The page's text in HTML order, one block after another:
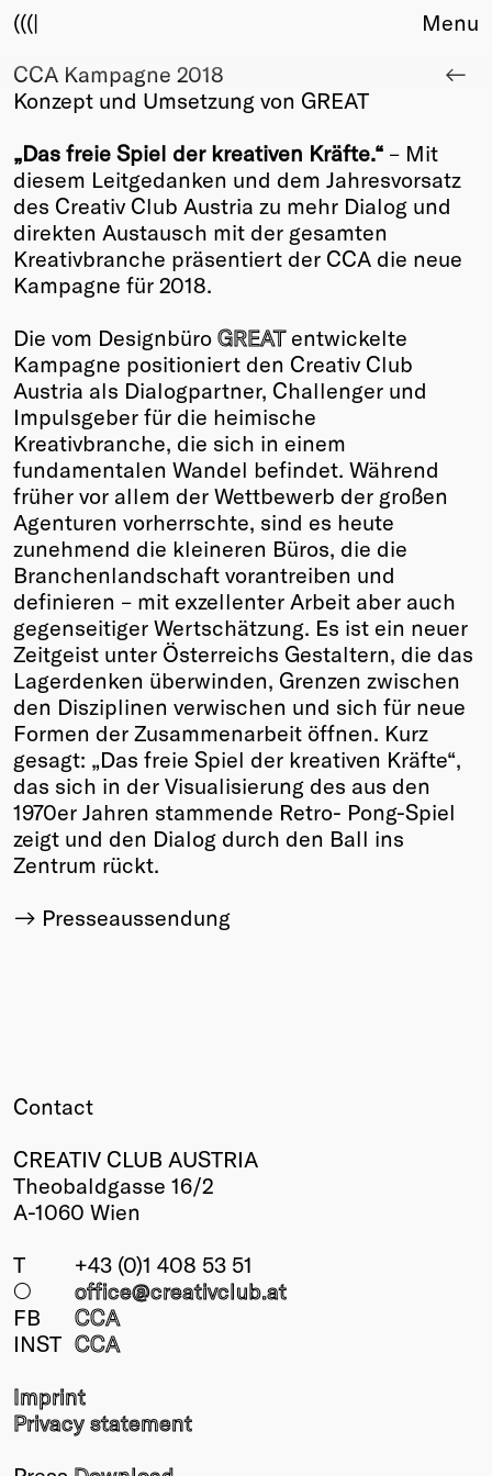
(((|
About
Club
Sponsors
Fair Work
TBD
Events
Upcoming
Membership
Info
Members
Young Creatives
Friends of Creativity
Winners
2026
Past
Annual
Menu
CCA Kampagne 2018
Konzept und Umsetzung von GREAT
„Das freie Spiel der kreativen Kräfte.“ ­– Mit
diesem Leitgedanken und dem Jahresvorsatz
des Creativ Club Austria zu mehr Dialog und
direkten Austausch mit der gesamten
Kreativbranche präsentiert der CCA die neue
Kampagne für 2018.
Die vom Designbüro GREATentwickelte
Kampagne positioniert den Creativ Club
Austria als Dialogpartner, Challenger und
Impulsgeber für die heimische
Kreativbranche, die sich in einem
fundamentalen Wandel befindet. Während
früher vor allem der Wettbewerb der großen
Agenturen vorherrschte, sind es heute
zunehmend die kleineren Büros, die die
Branchenlandschaft vorantreiben und
definieren – mit exzellenter Arbeit aber auch
gegenseitiger Wertschätzung. Es ist ein neuer
Zeitgeist unter Österreichs Gestaltern, die das
Lagerdenken überwinden, Grenzen zwischen
den Disziplinen verwischen und sich für neue
Formen der Zusammenarbeit öffnen. Kurz
gesagt: „Das freie Spiel der kreativen Kräfte“,
das sich in der Visualisierung des aus den
1970er Jahren stammende Retro- Pong-Spiel
zeigt und den Dialog durch den Ball ins
Zentrum rückt.
Presseaussendung
Contact
CREATIV CLUB AUSTRIA
Theobaldgasse 16/2
A-1060 Wien
T
+43 (0)1 408 53 51
○
office@creativclub.at
FB
CCA
INST CCA
Imprint
Privacy statement